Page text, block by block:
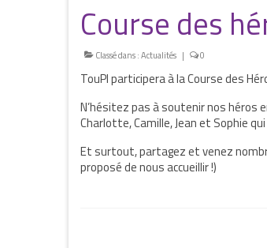
Course des
Classé dans :Actualités | 0
TouPI participera à la Course des
N’hésitez pas à soutenir nos héros
Charlotte, Camille, Jean et Sophie
Et surtout, partagez et venez
proposé de nous accueillir !)